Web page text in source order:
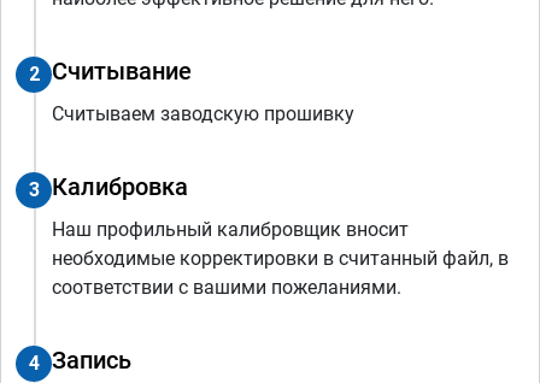
2 Считывание
Считываем заводскую прошивку
3 Калибровка
Наш профильный калибровщик вносит
необходимые корректировки в считанный файл, в
соответствии с вашими пожеланиями.
4 Запись